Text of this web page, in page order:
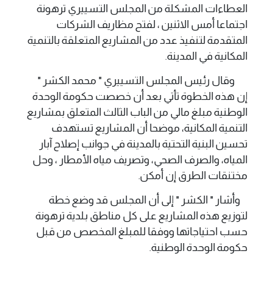
العطاءات المشكلة من المجلس التسييري ترهونة
اجتماعا أمس الاثنين ، لفتح مظاريف الشركات
المتقدمة لتنفيذ عدد من المشاريع المتعلقة بالتنمية
المكانية في المدينة.
وقال رئيس المجلس التسييري " محمد الكشر "
إن هذه الخطوة تأتي بعد أن خصصت حكومة الوحدة
الوطنية مبلغ مالي من الباب الثالث المتعلق بمشاريع
التنمية المكانية، موضحا أن المشاريع تستهدف
تحسين البنية التحتية بالمدينة في جوانب إصلاح آبار
المياه، والصرف الصحي، وتصريف مياه الأمطار ، وحل
مختنقات الطرق إن أمكن.
وأشار " الكشر " إلى أن المجلس قد وضع خطة
لتوزيع هذه المشاريع على كل مناطق بلدية ترهونة
حسب احتياجاتها ووفقا للمبلغ المخصص من قبل
حكومة الوحدة الوطنية.